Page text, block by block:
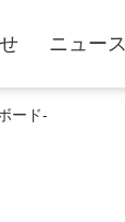
ニュース
ード-